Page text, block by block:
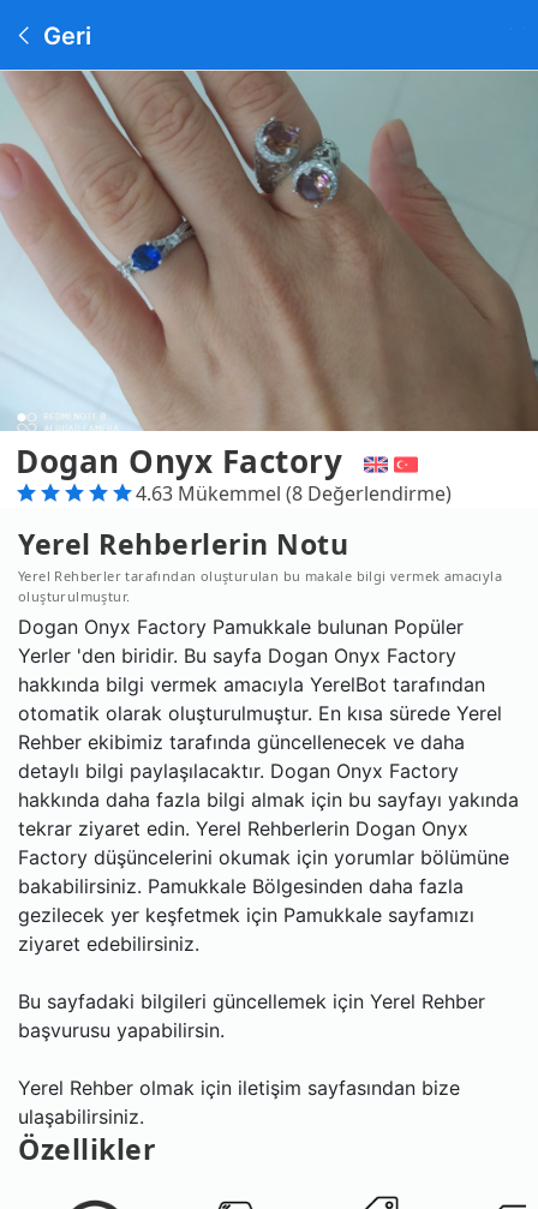
Geri
Dogan Onyx Factory
4.63 Mükemmel (8 Değerlendirme)
Yerel Rehberlerin Notu
Yerel Rehberler tarafından oluşturulan bu makale bilgi vermek amacıyla
oluşturulmuştur.
Dogan Onyx Factory Pamukkale bulunan Popüler
Yerler 'den biridir. Bu sayfa Dogan Onyx Factory
hakkında bilgi vermek amacıyla YerelBot tarafından
otomatik olarak oluşturulmuştur. En kısa sürede Yerel
Rehber ekibimiz tarafında güncellenecek ve daha
detaylı bilgi paylaşılacaktır. Dogan Onyx Factory
hakkında daha fazla bilgi almak için bu sayfayı yakında
tekrar ziyaret edin. Yerel Rehberlerin Dogan Onyx
Factory düşüncelerini okumak için yorumlar bölümüne
bakabilirsiniz. Pamukkale Bölgesinden daha fazla
gezilecek yer keşfetmek için Pamukkale sayfamızı
ziyaret edebilirsiniz.
Bu sayfadaki bilgileri güncellemek için Yerel Rehber
başvurusu yapabilirsin.
Yerel Rehber olmak için iletişim sayfasından bize
ulaşabilirsiniz.
Özellikler